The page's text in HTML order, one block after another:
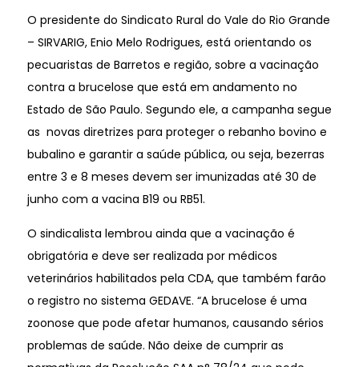
O presidente do Sindicato Rural do Vale do Rio Grande
– SIRVARIG, Enio Melo Rodrigues, está orientando os
pecuaristas de Barretos e região, sobre a vacinação
contra a brucelose que está em andamento no
Estado de São Paulo. Segundo ele, a campanha segue
as novas diretrizes para proteger o rebanho bovino e
bubalino e garantir a saúde pública, ou seja, bezerras
entre 3 e 8 meses devem ser imunizadas até 30 de
junho com a vacina B19 ou RB51.
O sindicalista lembrou ainda que a vacinação é
obrigatória e deve ser realizada por médicos
veterinários habilitados pela CDA, que também farão
o registro no sistema GEDAVE. “A brucelose é uma
zoonose que pode afetar humanos, causando sérios
problemas de saúde. Não deixe de cumprir as